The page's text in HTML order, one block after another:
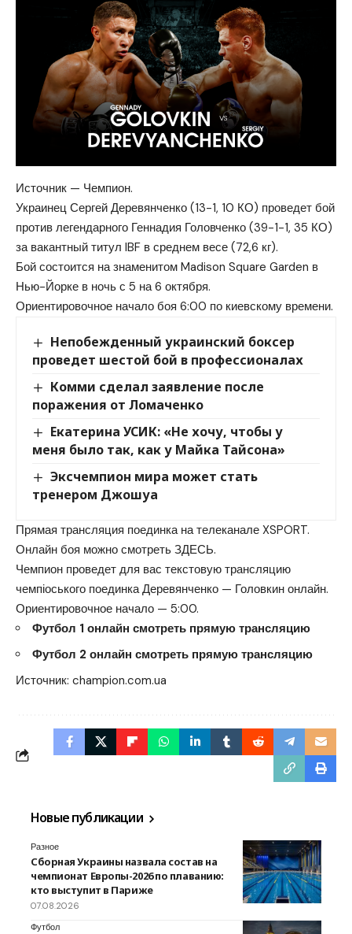
Источник — Чемпион.
Украинец Сергей Деревянченко (13-1, 10 КО) проведет бой
против легендарного Геннадия Головченко (39-1-1, 35 КО)
за вакантный титул IBF в среднем весе (72,6 кг).
Бой состоится на знаменитом Madison Square Garden в
Нью-Йорке в ночь с 5 на 6 октября.
Ориентировочное начало боя 6:00 по киевскому времени.
Непобежденный украинский боксер
проведет шестой бой в профессионалах
Комми сделал заявление после
поражения от Ломаченко
Екатерина УСИК: «Не хочу, чтобы у
меня было так, как у Майка Тайсона»
Эксчемпион мира может стать
тренером Джошуа
Прямая трансляция поединка на телеканале XSPORT.
Онлайн боя можно смотреть ЗДЕСЬ.
Чемпион проведет для вас текстовую трансляцию
чемпіоського поединка Деревянченко — Головкин онлайн.
Ориентировочное начало — 5:00.
Футбол 1 онлайн смотреть прямую трансляцию
Футбол 2 онлайн смотреть прямую трансляцию
Источник: champion.com.ua
Новые публикации
Разное
Сборная Украины назвала состав на
чемпионат Европы-2026 по плаванию:
кто выступит в Париже
07.08.2026
Футбол